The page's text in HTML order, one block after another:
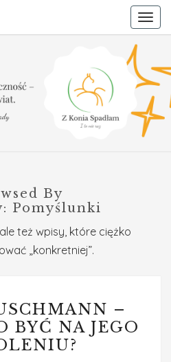
Z
By
Pomyślunki
też wpisy, które ciężko
„konkretniej”.
HEUSCHMANN
–
CZY
–
BYĆ NA JEGO